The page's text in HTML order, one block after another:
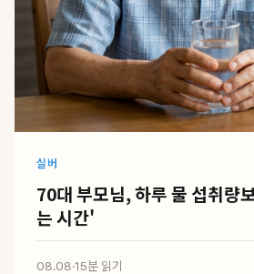
실버
70대 부모님, 하루 물 섭취량
는 시간'
08.08·15분 읽기